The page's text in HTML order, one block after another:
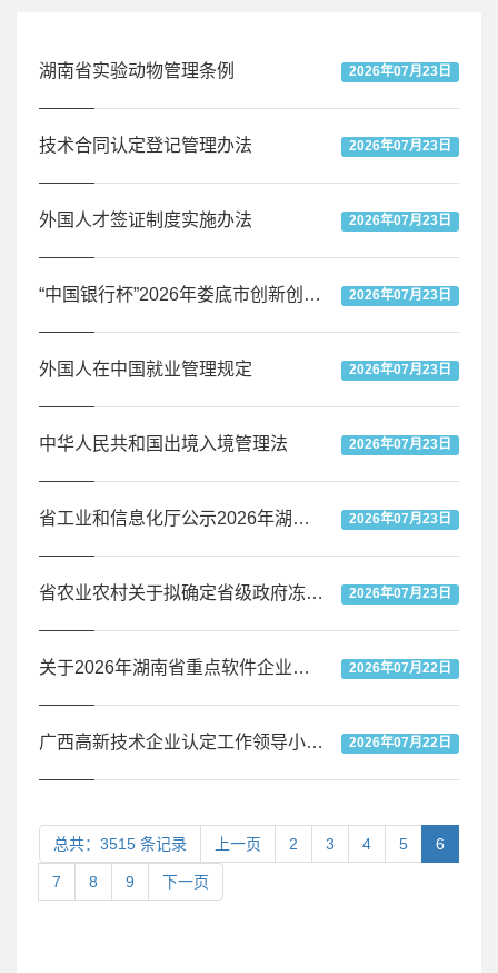
湖南省实验动物管理条例 2026年07月23日
技术合同认定登记管理办法 2026年07月23日
外国人才签证制度实施办法 2026年07月23日
“中国银行杯”2026年娄底市创新创业暨“创客中国”大赛启幕 2026年07月23日
外国人在中国就业管理规定 2026年07月23日
中华人民共和国出境入境管理法 2026年07月23日
省工业和信息化厅公示2026年湖南省重点软件企业拟认定名单 2026年07月23日
省农业农村关于拟确定省级政府冻猪肉商业收储承储企业的公示 2026年07月23日
关于2026年湖南省重点软件企业拟认定名单的公示 2026年07月22日
广西高新技术企业认定工作领导小组办公室关于广西壮族自治区2026年第四批拟更名高新技术企业的公示 2026年07月22日
总共：3515 条记录 上一页 2 3 4 5 6
7 8 9 下一页